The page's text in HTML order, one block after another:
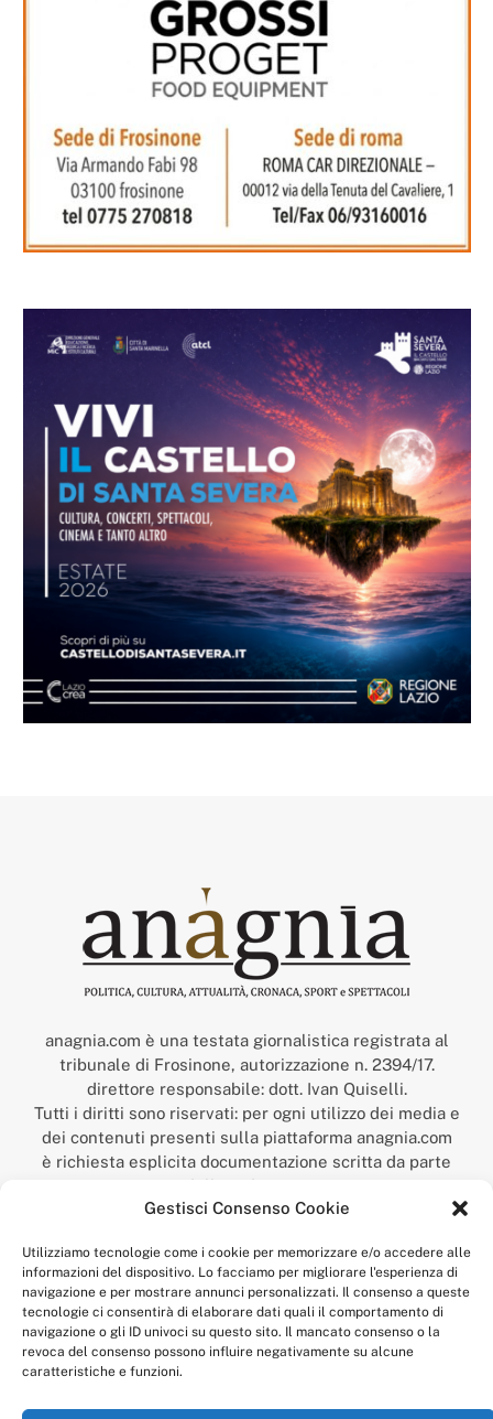
Gestisci Consenso Cookie
Utilizziamo tecnologie come i cookie per memorizzare e/o accedere alle
informazioni del dispositivo. Lo facciamo per migliorare l'esperienza di
navigazione e per mostrare annunci personalizzati. Il consenso a queste
tecnologie ci consentirà di elaborare dati quali il comportamento di
navigazione o gli ID univoci su questo sito. Il mancato consenso o la
revoca del consenso possono influire negativamente su alcune
caratteristiche e funzioni.
anagnia.com è una testata giornalistica registrata al
tribunale di Frosinone, autorizzazione n. 2394/17.
direttore responsabile: dott. Ivan Quiselli.
Tutti i diritti sono riservati: per ogni utilizzo dei media e
dei contenuti presenti sulla piattaforma anagnia.com
è richiesta esplicita documentazione scritta da parte
della redazione.
“Anagnia” è un marchio registrato presso l’Ufficio Italiano
Economico,
num. registrazione: 302017000014044 del 9 febbraio 2017.
Per contatti:redazione@anagnia.com